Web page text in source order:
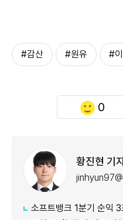
#감산 #원유 #
0
황진현 기
소프트뱅크 1분기 순익 3